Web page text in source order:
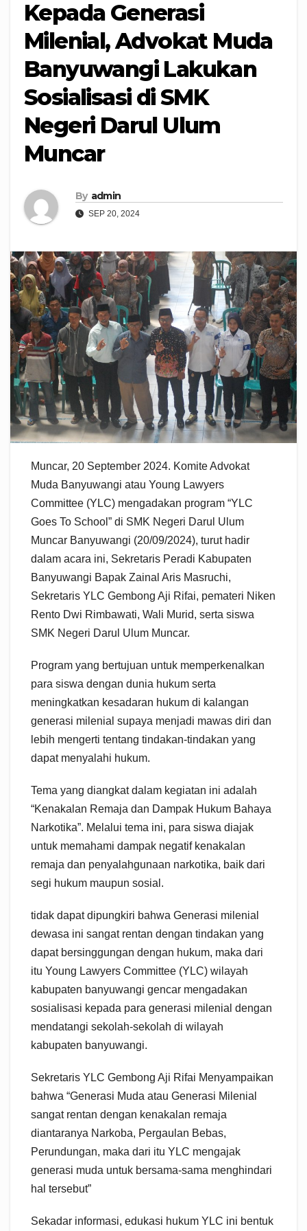
Kepada Generasi
Milenial, Advokat Muda
Banyuwangi Lakukan
Sosialisasi di SMK
Negeri Darul Ulum
Muncar
By admin
SEP 20, 2024
Muncar, 20 September 2024. Komite Advokat
Muda Banyuwangi atau Young Lawyers
Committee (YLC) mengadakan program “YLC
Goes To School” di SMK Negeri Darul Ulum
Muncar Banyuwangi (20/09/2024), turut hadir
dalam acara ini, Sekretaris Peradi Kabupaten
Banyuwangi Bapak Zainal Aris Masruchi,
Sekretaris YLC Gembong Aji Rifai, pemateri Niken
Rento Dwi Rimbawati, Wali Murid, serta siswa
SMK Negeri Darul Ulum Muncar.
Program yang bertujuan untuk memperkenalkan
para siswa dengan dunia hukum serta
meningkatkan kesadaran hukum di kalangan
generasi milenial supaya menjadi mawas diri dan
lebih mengerti tentang tindakan-tindakan yang
dapat menyalahi hukum.
Tema yang diangkat dalam kegiatan ini adalah
“Kenakalan Remaja dan Dampak Hukum Bahaya
Narkotika”. Melalui tema ini, para siswa diajak
untuk memahami dampak negatif kenakalan
remaja dan penyalahgunaan narkotika, baik dari
segi hukum maupun sosial.
tidak dapat dipungkiri bahwa Generasi milenial
dewasa ini sangat rentan dengan tindakan yang
dapat bersinggungan dengan hukum, maka dari
itu Young Lawyers Committee (YLC) wilayah
kabupaten banyuwangi gencar mengadakan
sosialisasi kepada para generasi milenial dengan
mendatangi sekolah-sekolah di wilayah
kabupaten banyuwangi.
Sekretaris YLC Gembong Aji Rifai Menyampaikan
bahwa “Generasi Muda atau Generasi Milenial
sangat rentan dengan kenakalan remaja
diantaranya Narkoba, Pergaulan Bebas,
Perundungan, maka dari itu YLC mengajak
generasi muda untuk bersama-sama menghindari
hal tersebut”
Sekadar informasi, edukasi hukum YLC ini bentuk